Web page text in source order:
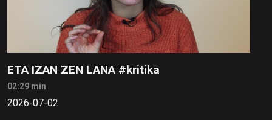
ETA IZAN ZEN LANA #kritika
02:29 min
2026-07-02